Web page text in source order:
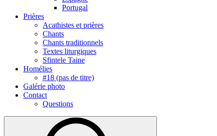
Portugal
Prières
Acathistes et prières
Chants
Chants traditionnels
Textes liturgiques
Sfintele Taine
Homélies
#18 (pas de titre)
Galérie photo
Contact
Questions